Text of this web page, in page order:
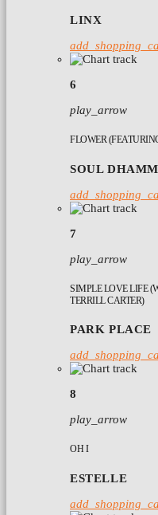
LINX
6
play_arrow
FLOWER
SOUL
7
play_arrow
SIMPLE LOVE LIFE
TERRILL CARTER)
PARK PLACE
8
play_arrow
OH I
ESTELLE